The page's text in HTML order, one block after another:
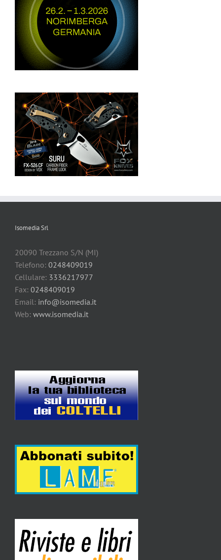
Isomedia Srl
20090 Trezzano S/N (MI)
Telefono: 0248409019
Cellulare: 3336217977
Fax: 0248409019
Email: info@isomedia.it
Web: www.isomedia.it